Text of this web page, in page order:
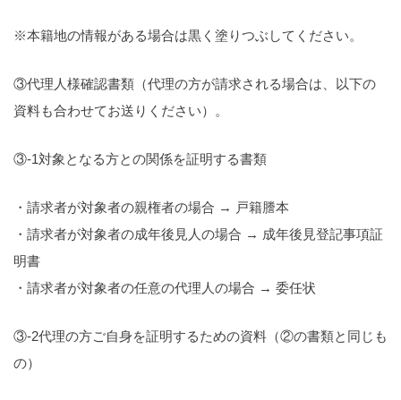
※本籍地の情報がある場合は黒く塗りつぶしてください。
③代理人様確認書類（代理の方が請求される場合は、以下の
資料も合わせてお送りください）。
③-1対象となる方との関係を証明する書類
・請求者が対象者の親権者の場合 → 戸籍謄本
・請求者が対象者の成年後見人の場合 → 成年後見登記事項証
明書
・請求者が対象者の任意の代理人の場合 → 委任状
③-2代理の方ご自身を証明するための資料（②の書類と同じも
の）